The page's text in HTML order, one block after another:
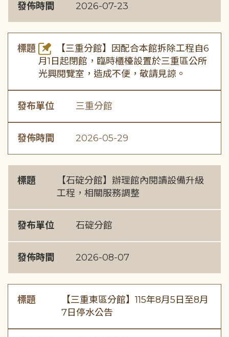
發佈時間 2026-07-23
標題
【三重分館】因配合本館拆除工程自6
月1日起閉館，臨時櫃檯設置於三重區公所
光興閱覽室，造成不便，敬請見諒。
發布單位 三重分館
發佈時間 2026-05-29
標題
【石碇分館】辦理館內閱讀設備升級
工程，相關服務調整
發布單位 石碇分館
發佈時間 2026-08-07
標題
【三重東區分館】115年8月5日至8月
7日停水公告